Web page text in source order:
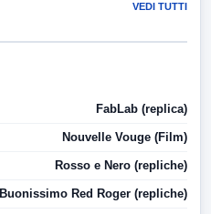
VEDI TUTTI
FabLab (replica)
Nouvelle Vouge (Film)
Rosso e Nero (repliche)
Buonissimo Red Roger (repliche)